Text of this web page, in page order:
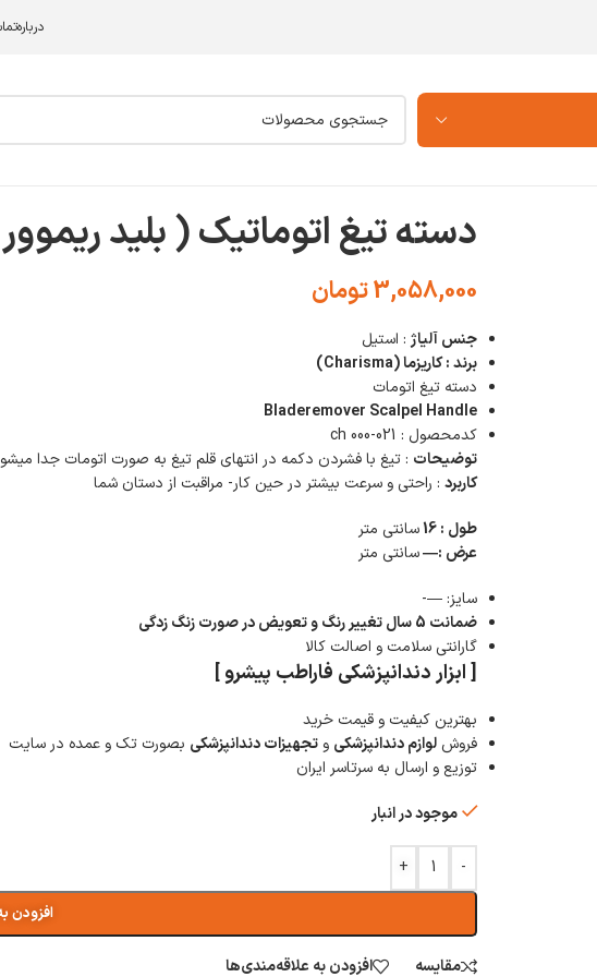
درباره
دسته تیغ اتوماتیک ( بلید
3,058,000تومان
جنس آلیاژ : استیل
برند : کاریزما (Charisma)
دسته تیغ اتومات
Bladeremover Scalpel Handle
کدمحصول : 021-000 ch
توضیحات : تیغ با فشردن دکمه در انتهای قلم تیغ به صورت اتومات جدا
کاربرد : راحتی و سرعت بیشتر در حین کار- مراقبت از دستان شما
طول : 16
سانتی متر
عرض :—سانتی متر
سایز: —-
ضمانت 5 سال تغییر رنگ و تعویض در صورت زنگ زدگی
گارانتی سلامت و اصالت کالا
[ ابزار دندانپزشکی فاراطب پیشرو ]
بهترین کیفیت و قیمت خرید
فروش لوازم دندانپزشکی و تجهیزات دندانپزشکی بصورت تک و عمده در سایت
توزیع و ارسال به سرتاسر ایران
موجود در انبار
-
+
افزودن
مقایسه افزودن به علاقه‌مندی‌ها